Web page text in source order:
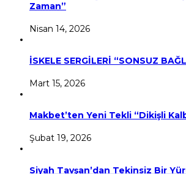
Zaman”
Nisan 14, 2026
İSKELE SERGİLERİ “SONSUZ
Mart 15, 2026
Makbet’ten Yeni Tekli “Dikişli
Şubat 19, 2026
Siyah Tavşan’dan Tekinsiz Bir